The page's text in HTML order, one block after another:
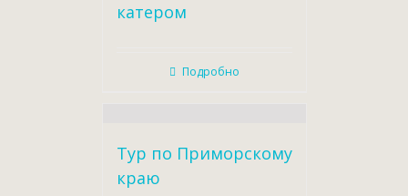
катером
Подробно
Тур по Приморскому
краю